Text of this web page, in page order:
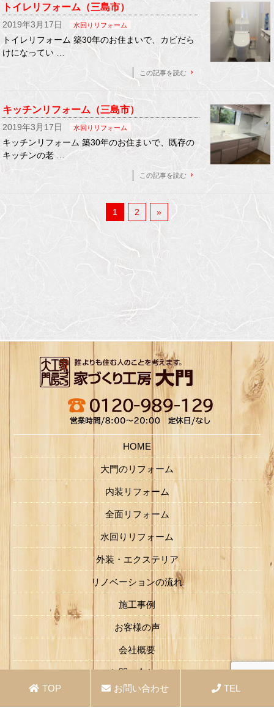
トイレリフォーム（三島市）
2019年3月17日 水回りリフォーム
トイレリフォーム 築30年のお住まいで、カビだら
けになってい …
この記事を読む
キッチンリフォーム（三島市）
2019年3月17日 水回りリフォーム
キッチンリフォーム 築30年のお住まいで、既存の
キッチンの老 …
この記事を読む
1 2 »
TOP お問い合わせ TEL
HOME
大門のリフォーム
内装リフォーム
全面リフォーム
水回りリフォーム
外装・エクステリア
リノベーションの流れ
施工事例
お客様の声
会社概要
お問い合わせ
Copyright © 家づくり工房 大門 Co.Ltd.All Rights Reserved.